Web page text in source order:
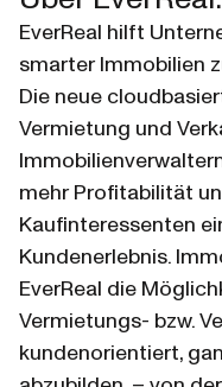
EverReal hilft
smarter Immobilien
Die neue
Vermietung und
mehr Profitabilität
Kaufinteressenten
Kundenerlebnis.
EverReal die
Vermietungs- bzw.
kundenorientiert,